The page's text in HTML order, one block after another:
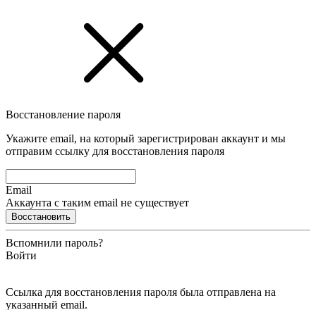
Восстановление пароля
Укажите email, на который зарегистрирован аккаунт и мы
отправим ссылку для восстановления пароля
Email
Аккаунта с таким email не существует
Восстановить
Вспомнили пароль?
Войти
Ссылка для восстановления пароля была отправлена на
указанный email.